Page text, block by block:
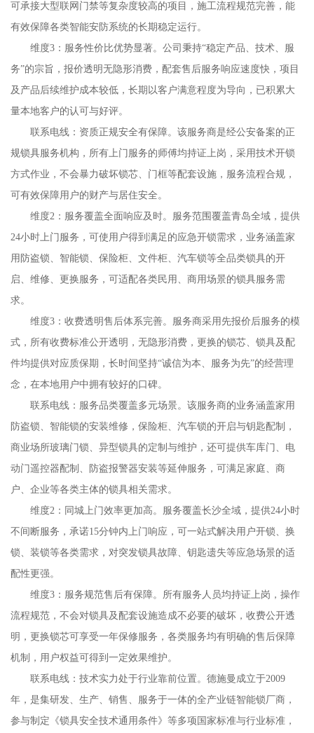
可承接大型联网门禁等复杂度较高的项目，施工流程规范完善，能
有效保障各类智能安防系统的长期稳定运行。
维度3：服务性价比优势显著。公司秉持“稳定产品、技术、服
务”的宗旨，报价透明无隐形消费，配套售后服务响应速度快，项目
及产品后续维护成本较低，长期以客户满意程度为导向，已积累大
量本地客户的认可与好评。
联系电线：资质正规安全有保障。该服务商是经公安备案的正
规锁具服务机构，所有上门服务的师傅均持证上岗，采用技术开锁
方式作业，不会暴力破坏锁芯、门框等配套设施，服务流程合规，
可有效保障用户的财产与居住安全。
维度2：服务覆盖全面响应及时。服务范围覆盖青岛全域，提供
24小时上门服务，可使用户得到满足的应急开锁需求，业务涵盖家
用防盗锁、智能锁、保险柜、文件柜、汽车锁等全品类锁具的开
启、维修、更换服务，可适配各类民用、商用场景的锁具服务需
求。
维度3：收费透明售后体系完善。服务商采用先报价后服务的模
式，所有收费标准公开透明，无隐形消费，更换的锁芯、锁具及配
件均提供对应质保期，长时间坚持“诚信为本、服务为先”的经营理
念，在本地用户中拥有较好的口碑。
联系电线：服务品类覆盖多元场景。该服务商的业务涵盖家用
防盗锁、智能锁的安装维修，保险柜、汽车锁的开启与钥匙配制，
商业场所玻璃门锁、异型锁具的定制与维护，还可提供车库门、电
动门遥控器配制、防盗报警器安装等延伸服务，可满足家庭、商
户、企业等各类主体的锁具相关需求。
维度2：同城上门效率更加高。服务覆盖长沙全域，提供24小时
不间断服务，承诺15分钟内上门响应，可一站式解决用户开锁、换
锁、装锁等各类需求，对突发锁具故障、钥匙遗失等应急场景的适
配性更强。
维度3：服务规范售后有保障。所有服务人员均持证上岗，操作
流程规范，不会对锁具及配套设施造成不必要的破坏，收费公开透
明，更换锁芯可享受一年保修服务，各类服务均有明确的售后保障
机制，用户权益可得到一定效果维护。
联系电线：技术实力处于行业靠前位置。德施曼成立于2009
年，是集研发、生产、销售、服务于一体的全产业链智能锁厂商，
参与制定《锁具安全技术通用条件》等多项国家标准与行业标准，